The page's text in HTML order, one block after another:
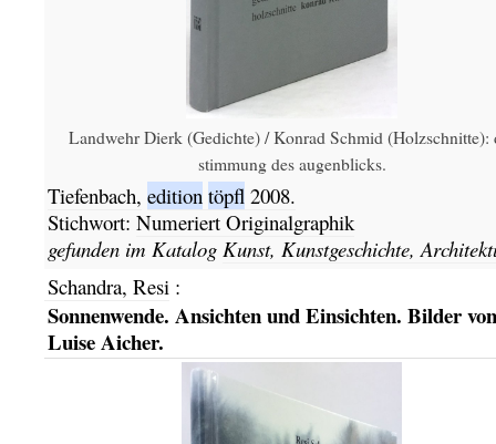
Landwehr Dierk (Gedichte) / Konrad Schmid (Holzschnitte):
stimmung des augenblicks.
Tiefenbach, edition töpfl 2008.
Stichwort: Numeriert Originalgraphik
gefunden im Katalog Kunst, Kunstgeschichte,
Schandra, Resi :
Sonnenwende. Ansichten und Einsichten. Bilder von
Luise Aicher.